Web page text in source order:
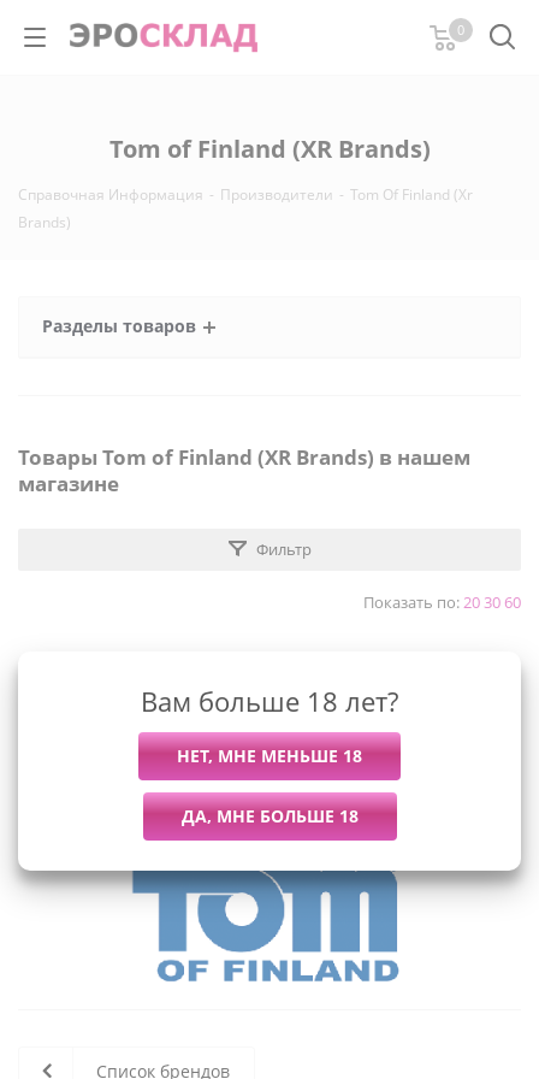
0
Tom of Finland (XR Brands)
Справочная Информация - Производители - Tom Of Finland (Xr
Brands)
Разделы товаров
Товары Tom of Finland (XR Brands) в нашем
магазине
Фильтр
Показать по:203060
К сожалению, раздел пуст
В данный момент нет активных
товаров
Список брендов
Вам больше 18 лет?